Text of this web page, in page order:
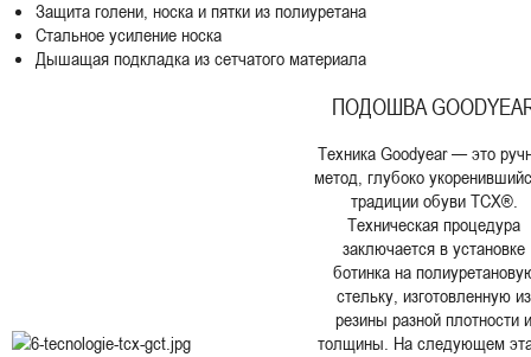
Защита голени, носка и пятки из полиуретана
Стальное усиление носка
Дышащая подкладка из сетчатого материала
ПОДОШВА
Техника Goodyear — это
метод, глубоко
традиции обуви TCX®.
Техническая процедура
заключается в установке
ботинка на
стельку, изготовленную из
резины разной плотности и
толщины. На следующем